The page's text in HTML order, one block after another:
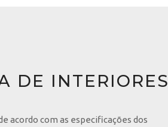
DE INTERIORES
acordo com as especificações dos